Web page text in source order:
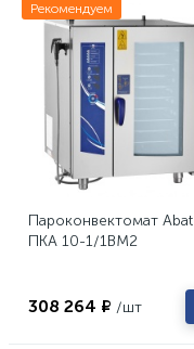
Рекомендуем
Пароконвектомат Abat
ПКА 10-1/1ВМ2
308 264 ₽ /шт